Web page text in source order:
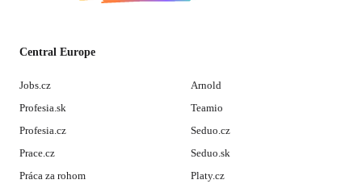
Central Europe
Jobs.cz
Profesia.sk
Profesia.cz
Prace.cz
Práca za rohom
Arnold
Teamio
Seduo.cz
Seduo.sk
Platy.cz